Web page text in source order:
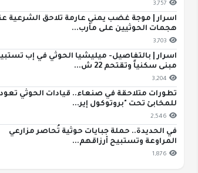
3,757
اسرار | موجة غضب يمني عارمة تلاحق الشرعية
هجمات الحوثيين على مأرب...
3,703
اسرار | بالتفاصيل- ميليشيا الحوثي في إب
مبنى سكنياً وتقتحم 22 ش...
3,204
تطورات متلاحقة في صنعاء.. قيادات الحوثي تعود
للمخابئ تحت "بروتوكول إير...
2,546
في الحديدة.. حملة جبايات حوثية تُحاصر مزارعي
المراوعة وتستبيح أرزاقهم...
1,876